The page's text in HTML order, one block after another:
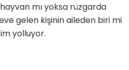
mı yoksa rüzgarda
gelen kişinin aileden biri mi
yolluyor.